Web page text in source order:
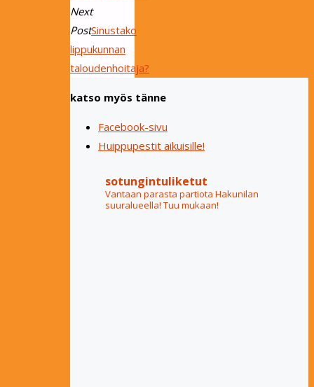
Next
PostSinustako
lippukunnan
taloudenhoitaja?
katso myös tänne
Facebook-sivu
Huippupestit aikuisille!
sotungintuliketut
Vantaan parasta partiota Hakunilan
suuralueella! Tuu mukaan!